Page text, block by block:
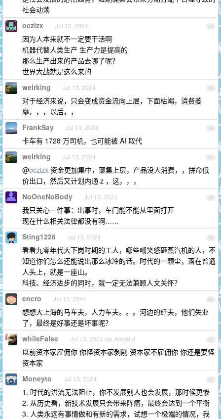
社会动荡
34
oczizx Jul 13, 2024
因为人本来就不一定要干活啊
机器代替人类生产 生产力是提高的
那么生产出来的产品去哪了呢？
世界大战就是这么来的
35
weirking Jul 13, 2024
对于经济来说，只会变成资金流向上层，下面枯竭，消费萎
靡，，，以后，，
36
FrankSay Jul 13, 2024
卡车有 1728 万司机，也可能被 AI 取代
37
weirking Jul 13, 2024
@oczizx 资金更加集中，聚集上层，产品没人消费，，拼命低
价出口，然后又计划内通 z ，这，，，
38
NoOneNoBody Jul 13, 2024
我只关心一件事：出事时，车门能不能从里面打开
现在什么相关法律都没有啊……
39
Sting1226 Jul 13, 2024
看看九零年代大下岗时期的工人，哪些嘲笑怒砸蒸汽机的人，不
知道你们怎么还能说出那么冰冷的话。时代的一颗尘，落在普通
人头上，就是一座山。
科技、经济进步的同时，就一定无法兼顾人文关怀？
40
encro Jul 13, 2024
想想大上海的马车夫，人力车夫。。。河边的纤夫，他们失业
了，最终是好事还是坏事呢？
41
whileFalse Jul 13, 2024 via Android
以前资本家雇佣你 你怪资本家剥削 资本家不雇佣你 你还是要怪
资本家
42
Moneyto Jul 13, 2024
1. 时代的洪流无法阻止，你不发展别人也会发展，那时候更惨
2. 从历史看，新技术发展只会带来阵痛，最终会达到一个平衡
3. 人类永远有事情做和有新的需求，试想一个极端的情况，我